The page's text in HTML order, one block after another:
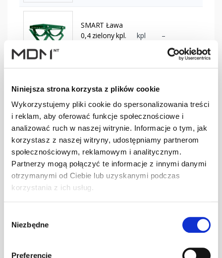
Niniejsza strona korzysta z plików cookie
Wykorzystujemy pliki cookie do spersonalizowania treści
i reklam, aby oferować funkcje społecznościowe i
analizować ruch w naszej witrynie. Informacje o tym, jak
korzystasz z naszej witryny, udostępniamy partnerom
społecznościowym, reklamowym i analitycznym.
Partnerzy mogą połączyć te informacje z innymi danymi
otrzymanymi od Ciebie lub uzyskanymi podczas
korzystania z ich usług.
zgody
Niezbędne
Preferencje
SMART Ława
0,4 zielony kpl.
kpl –
0,4 brąz kpl.
BD-350/30
kpl
SMART Ława
0,4 c.brąz kpl.
BD-350/30
kpl –